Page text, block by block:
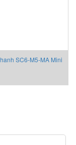
SC6-M5-MA Mini